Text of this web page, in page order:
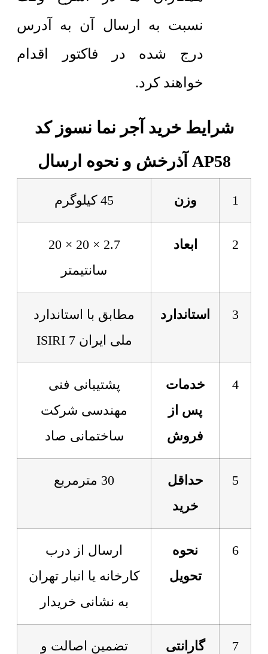
نسبت به ارسال آن به آدرس
درج شده در فاکتور اقدام
خواهند کرد.
شرایط خرید آجر نما نسوز کد
AP58 آذرخش و نحوه ارسال
1 وزن 45 کیلوگرم
2 ابعاد
2.7 × 20 × 20
سانتیمتر
3 استاندارد
مطابق با استاندارد
ملی ایران 7 ISIRI
4
خدمات
پس از
فروش
پشتیبانی فنی
مهندسی شرکت
ساختمانی صاد
5
حداقل
خرید
30 مترمربع
6
نحوه
تحویل
ارسال از درب
کارخانه یا انبار تهران
به نشانی خریدار
7 گارانتی
تضمین اصالت و